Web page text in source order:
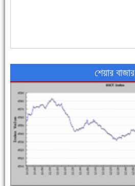
এক সপ্তাহে শনাক্ত বেড়েছে ৫৫%, মৃত্যু ৪৬%
শেয়ার বাজার